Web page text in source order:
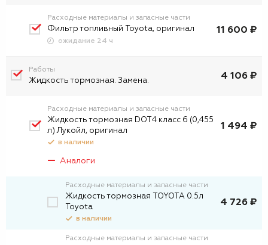
Расходные материалы и запасные части
Фильтр топливный Toyota, оригинал
ожидание 24 ч
11 600 ₽
Работы
Жидкость тормозная. Замена. 4 106 ₽
Расходные материалы и запасные части
Жидкость тормозная DOT4 класс 6 (0,455
л) Лукойл, оригинал
в наличии
1 494 ₽
Аналоги
Расходные материалы и запасные части
Жидкость тормозная TOYOTA 0.5л
Toyota
в наличии
4 726 ₽
Расходные материалы и запасные части